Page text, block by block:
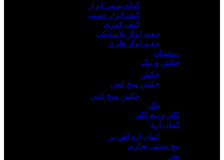
کوله پشتی ابزار
کیف ابزار دستی
کیف کمری
جعبه ابزار پلاستیکی
جعبه ابزار فلزی
روغندان
چکش و پتک
چکش
چکش میخ کش
چکش میخ کش
پتک
کاتر و تیغ کاتر
کمان اره
کمان اره آهن بر
پیچ دستی نجاری
متر